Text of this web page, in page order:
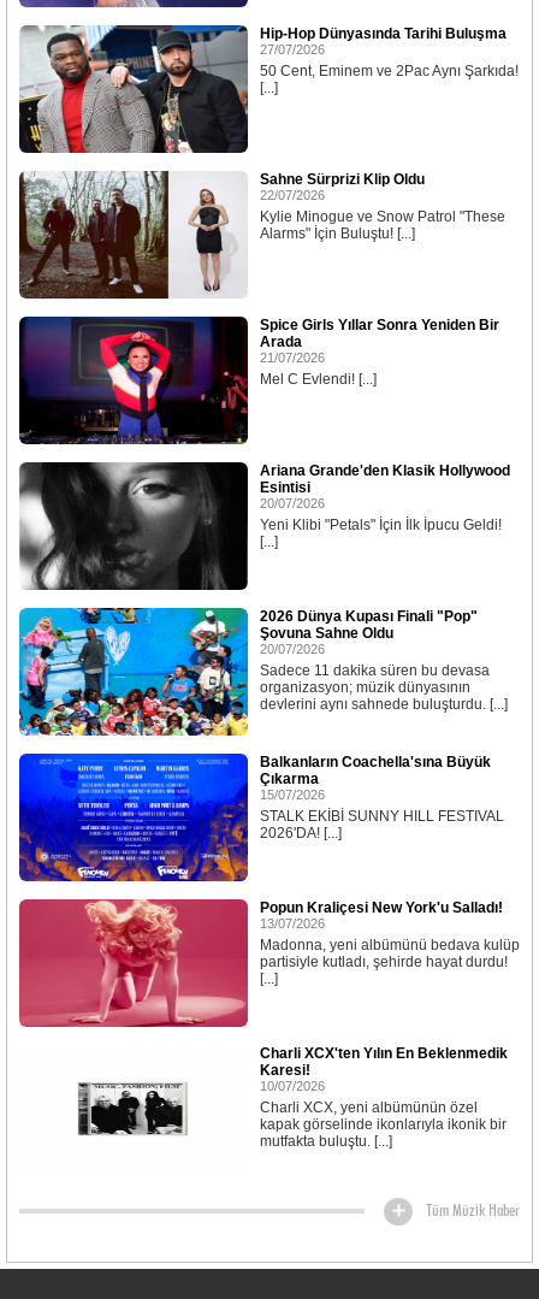
Hip-Hop Dünyasında Tarihi Buluşma
27/07/2026
50 Cent, Eminem ve 2Pac Aynı Şarkıda!
[...]
Sahne Sürprizi Klip Oldu
22/07/2026
Kylie Minogue ve Snow Patrol "These
Alarms" İçin Buluştu! [...]
Spice Girls Yıllar Sonra Yeniden Bir
Arada
21/07/2026
Mel C Evlendi! [...]
Ariana Grande'den Klasik Hollywood
Esintisi
20/07/2026
Yeni Klibi "Petals" İçin İlk İpucu Geldi!
[...]
2026 Dünya Kupası Finali "Pop"
Şovuna Sahne Oldu
20/07/2026
Sadece 11 dakika süren bu devasa
organizasyon; müzik dünyasının
devlerini aynı sahnede buluşturdu. [...]
Balkanların Coachella'sına Büyük
Çıkarma
15/07/2026
STALK EKİBİ SUNNY HILL FESTIVAL
2026'DA! [...]
Popun Kraliçesi New York'u Salladı!
13/07/2026
Madonna, yeni albümünü bedava kulüp
partisiyle kutladı, şehirde hayat durdu!
[...]
Charli XCX'ten Yılın En Beklenmedik
Karesi!
10/07/2026
Charli XCX, yeni albümünün özel
kapak görselinde ikonlarıyla ikonik bir
mutfakta buluştu. [...]
Tüm Müzik Haber